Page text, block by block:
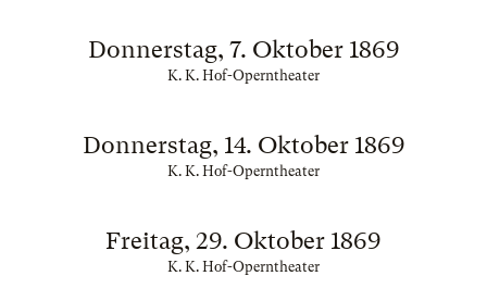
Donnerstag, 7. Oktober 1869
K. K. Hof-Operntheater
Donnerstag, 14. Oktober 1869
K. K. Hof-Operntheater
Freitag, 29. Oktober 1869
K. K. Hof-Operntheater